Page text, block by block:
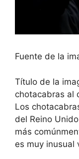
Fuente de la
Título de la
chotacabras al
Los
del Reino
más
es muy inusual